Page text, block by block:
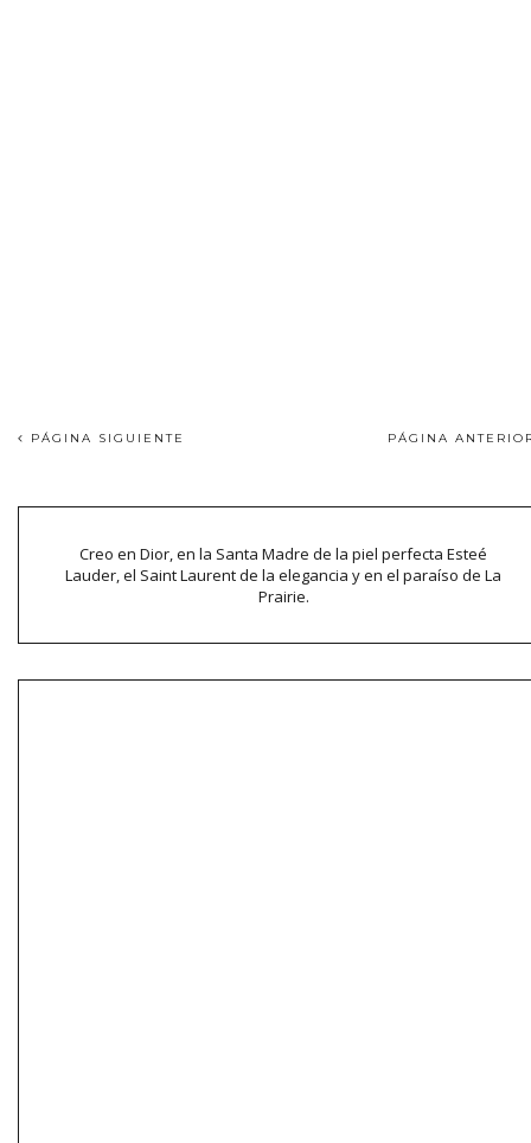
PÁGINA SIGUIENTE PÁGINA
Creo en Dior, en la Santa Madre de la piel perfecta Esteé
Lauder, el Saint Laurent de la elegancia y en el paraíso de La
Prairie.